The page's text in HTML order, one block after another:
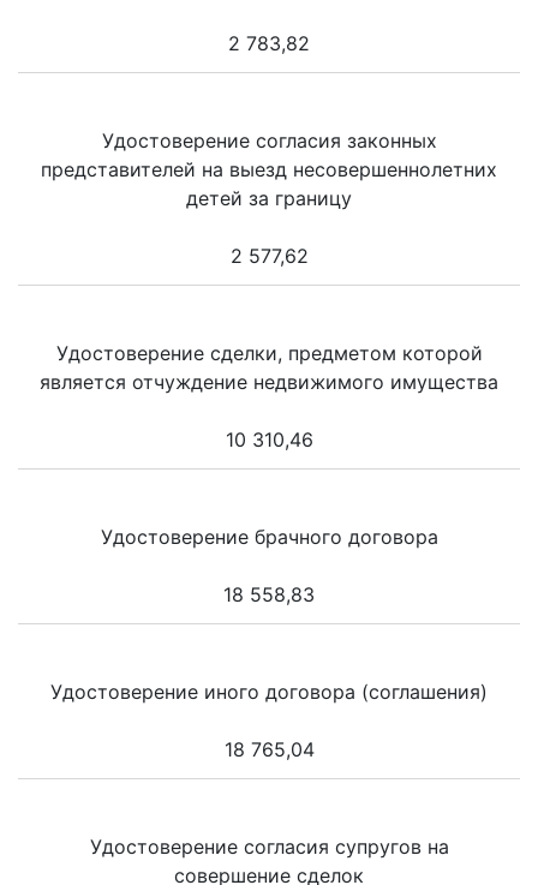
2 783,82
Удостоверение согласия законных
представителей на выезд несовершеннолетних
детей за границу
2 577,62
Удостоверение сделки, предметом которой
является отчуждение недвижимого имущества
10 310,46
Удостоверение брачного договора
18 558,83
Удостоверение иного договора (соглашения)
18 765,04
Удостоверение согласия супругов на
совершение сделок